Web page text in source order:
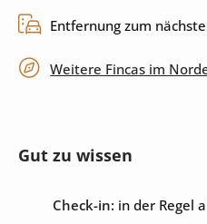
Entfernung zum
Weitere Fincas im
Gut zu wissen
Check-in: in der Regel